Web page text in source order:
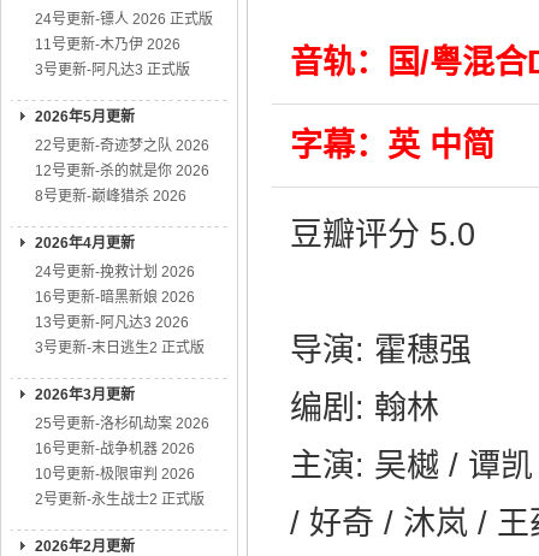
24号更新-镖人 2026 正式版
11号更新-木乃伊 2026
3号更新-阿凡达3 正式版
2026年5月更新
22号更新-奇迹梦之队 2026
12号更新-杀的就是你 2026
8号更新-巅峰猎杀 2026
2026年4月更新
24号更新-挽救计划 2026
16号更新-暗黑新娘 2026
13号更新-阿凡达3 2026
3号更新-末日逃生2 正式版
2026年3月更新
25号更新-洛杉矶劫案 2026
16号更新-战争机器 2026
10号更新-极限审判 2026
2号更新-永生战士2 正式版
2026年2月更新
音轨：国/粤混
字幕：英 中简
豆瓣评分 5.0
导演: 霍穗强
编剧: 翰林
主演: 吴樾 / 谭
/ 好奇 / 沐岚 /